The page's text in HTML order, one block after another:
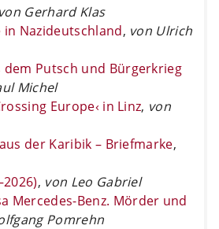
von Gerhard Klas
in Nazideutschland, von Ulrich
dem Putsch und Bürgerkrieg
Michel
Europe‹ in Linz, von
der Karibik – Briefmarke,
, von Leo Gabriel
Mercedes-Benz. Mörder und
Pomrehn